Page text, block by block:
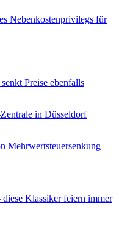
Nebenkostenprivilegs für
Preise ebenfalls
Mehrwertsteuersenkung
Klassiker feiern immer